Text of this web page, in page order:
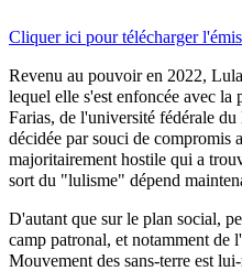
Cliquer ici pour télécharger
Revenu au pouvoir en 2022,
lequel elle s'est enfoncée avec
Farias, de l'université fédérale
décidée par souci de compromis
majoritairement hostile qui a
sort du "lulisme" dépend
D'autant que sur le plan social,
camp patronal, et notamment de
Mouvement des sans-terre est